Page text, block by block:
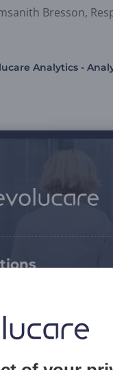
Bresson,
Analytics -
critiques
médicale